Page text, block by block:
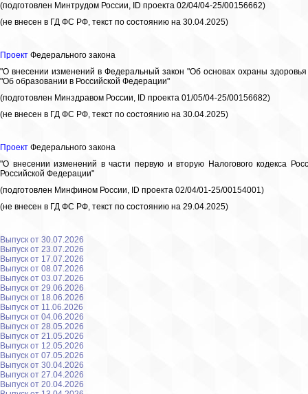
(подготовлен Минтрудом России, ID проекта 02/04/04-25/00156662)
(не внесен в ГД ФС РФ, текст по состоянию на 30.04.2025)
Проект Федерального закона
"О внесении изменений в Федеральный закон "Об основах охраны
"Об образовании в Российской Федерации"
(подготовлен Минздравом России, ID проекта 01/05/04-25/00156682)
(не внесен в ГД ФС РФ, текст по состоянию на 30.04.2025)
Проект Федерального закона
"О внесении изменений в части первую и вторую Налогового кодекса
Российской Федерации"
(подготовлен Минфином России, ID проекта 02/04/01-25/00154001)
(не внесен в ГД ФС РФ, текст по состоянию на 29.04.2025)
Выпуск от 30.07.2026
Выпуск от 23.07.2026
Выпуск от 17.07.2026
Выпуск от 08.07.2026
Выпуск от 03.07.2026
Выпуск от 29.06.2026
Выпуск от 18.06.2026
Выпуск от 11.06.2026
Выпуск от 04.06.2026
Выпуск от 28.05.2026
Выпуск от 21.05.2026
Выпуск от 12.05.2026
Выпуск от 07.05.2026
Выпуск от 30.04.2026
Выпуск от 27.04.2026
Выпуск от 20.04.2026